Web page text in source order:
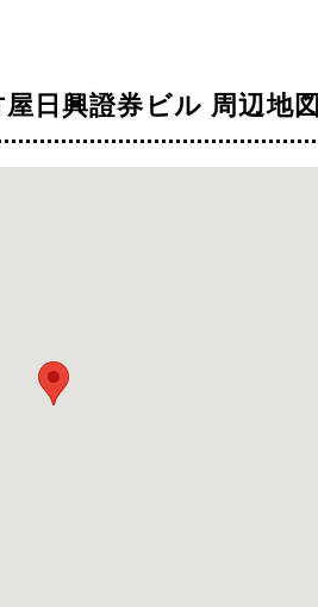
日興證券ビル 周辺地図